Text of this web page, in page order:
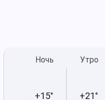
Ночь
+15°
Утро
+21°